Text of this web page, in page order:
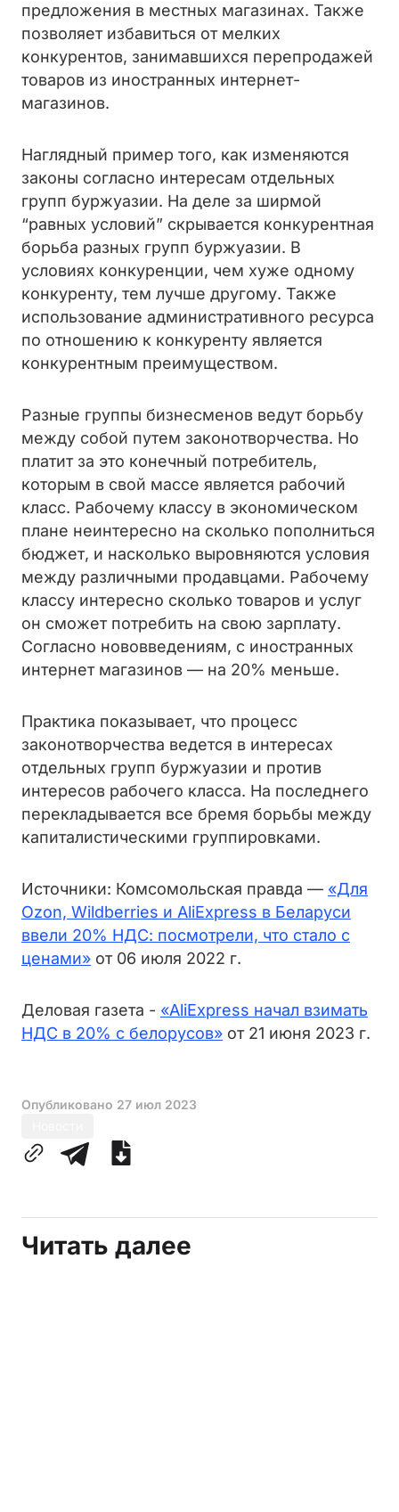
предложения в местных магазинах. Также
позволяет избавиться от мелких
конкурентов, занимавшихся перепродажей
товаров из иностранных интернет-
магазинов.
Наглядный пример того, как изменяются
законы согласно интересам отдельных
групп буржуазии. На деле за ширмой
“равных условий” скрывается конкурентная
борьба разных групп буржуазии. В
условиях конкуренции, чем хуже одному
конкуренту, тем лучше другому. Также
использование административного ресурса
по отношению к конкуренту является
конкурентным преимуществом.
Разные группы бизнесменов ведут борьбу
между собой путем законотворчества. Но
платит за это конечный потребитель,
которым в свой массе является рабочий
класс. Рабочему классу в экономическом
плане неинтересно на сколько пополниться
бюджет, и насколько выровняются условия
между различными продавцами. Рабочему
классу интересно сколько товаров и услуг
он сможет потребить на свою зарплату.
Согласно нововведениям, с иностранных
интернет магазинов — на 20% меньше.
Практика показывает, что процесс
законотворчества ведется в интересах
отдельных групп буржуазии и против
интересов рабочего класса. На последнего
перекладывается все бремя борьбы между
капиталистическими группировками.
Источники: Комсомольская правда — «Для
Ozon, Wildberries и AliExpress в Беларуси
ввели 20% НДС: посмотрели, что стало с
ценами» от 06 июля 2022 г.
Деловая газета - «AliExpress начал взимать
НДС в 20% с белорусов» от 21 июня 2023 г.
Опубликовано 27 июл 2023
Читать далее